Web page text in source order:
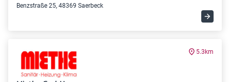
Benzstraße 25, 48369 Saerbeck
5.3km